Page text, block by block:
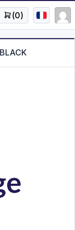
(0)